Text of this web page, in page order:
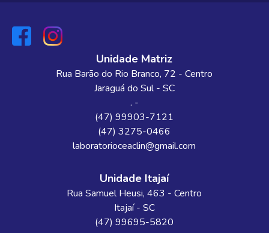
Unidade Matriz
Rua Barão do Rio Branco, 72 - Centro
Jaraguá do Sul- SC
. -
(47) 99903-7121
(47) 3275-0466
laboratorioceaclin@gmail.com
Unidade Itajaí
Rua Samuel Heusi, 463 - Centro
Itajaí- SC
(47) 99695-5820